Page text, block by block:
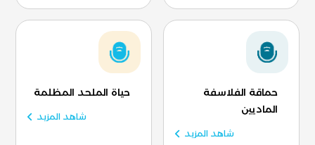
حماقة الفلاسفة
الماديين
شاهد المزيد
حياة الملحد المظلمة
شاهد المزيد